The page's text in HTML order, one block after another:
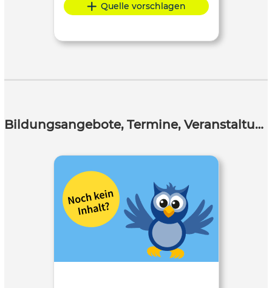
Quelle vorschlagen
Bildungsangebote, Termine, Veranstaltungen